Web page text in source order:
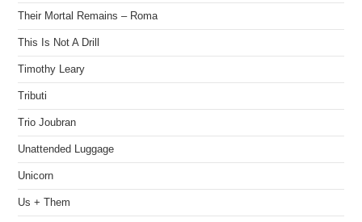
Their Mortal Remains – Roma
This Is Not A Drill
Timothy Leary
Tributi
Trio Joubran
Unattended Luggage
Unicorn
Us + Them